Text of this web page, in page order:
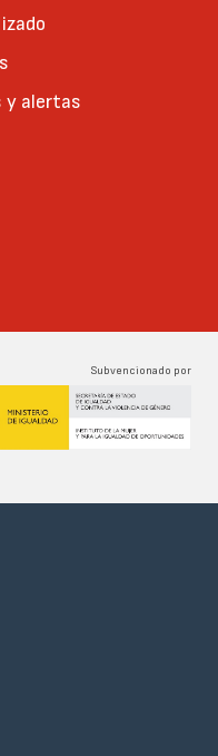
y alertas
Subvencionado por